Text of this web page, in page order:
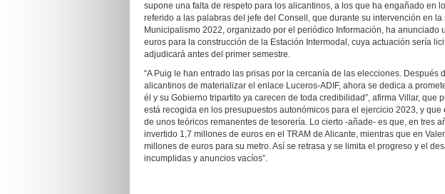
supone una falta de respeto para los alicantinos, a los que ha engañado en
referido a las palabras del jefe del Consell, que durante su intervención en
Municipalismo 2022, organizado por el periódico Información, ha anunciado
euros para la construcción de la Estación Intermodal, cuya actuación sería
adjudicará antes del primer semestre.
“A Puig le han entrado las prisas por la cercanía de las elecciones. Después
alicantinos de materializar el enlace Luceros-ADIF, ahora se dedica a
él y su Gobierno tripartito ya carecen de toda credibilidad”, afirma Villar, que
está recogida en los presupuestos autonómicos para el ejercicio 2023, y
de unos teóricos remanentes de tesorería. Lo cierto -añade- es que, en tres
invertido 1,7 millones de euros en el TRAM de Alicante, mientras que en
millones de euros para su metro. Así se retrasa y se limita el progreso y el
incumplidas y anuncios vacíos”.